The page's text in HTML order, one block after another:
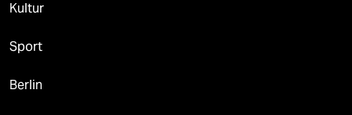
Kultur
Sport
Berlin